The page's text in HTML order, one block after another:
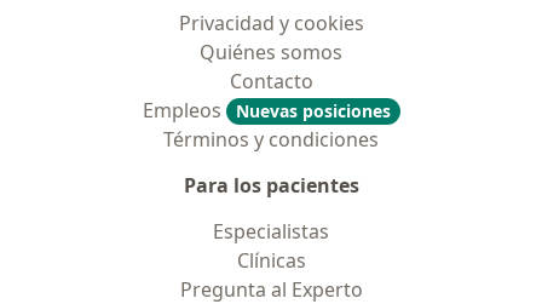
Privacidad y cookies
Quiénes somos
Contacto
Empleos
Nuevas posiciones
Términos y condiciones
Para los pacientes
Especialistas
Clínicas
Pregunta al Experto